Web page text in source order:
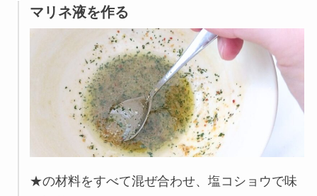
マリネ液を作る
★の材料をすべて混ぜ合わせ、塩コショウで味